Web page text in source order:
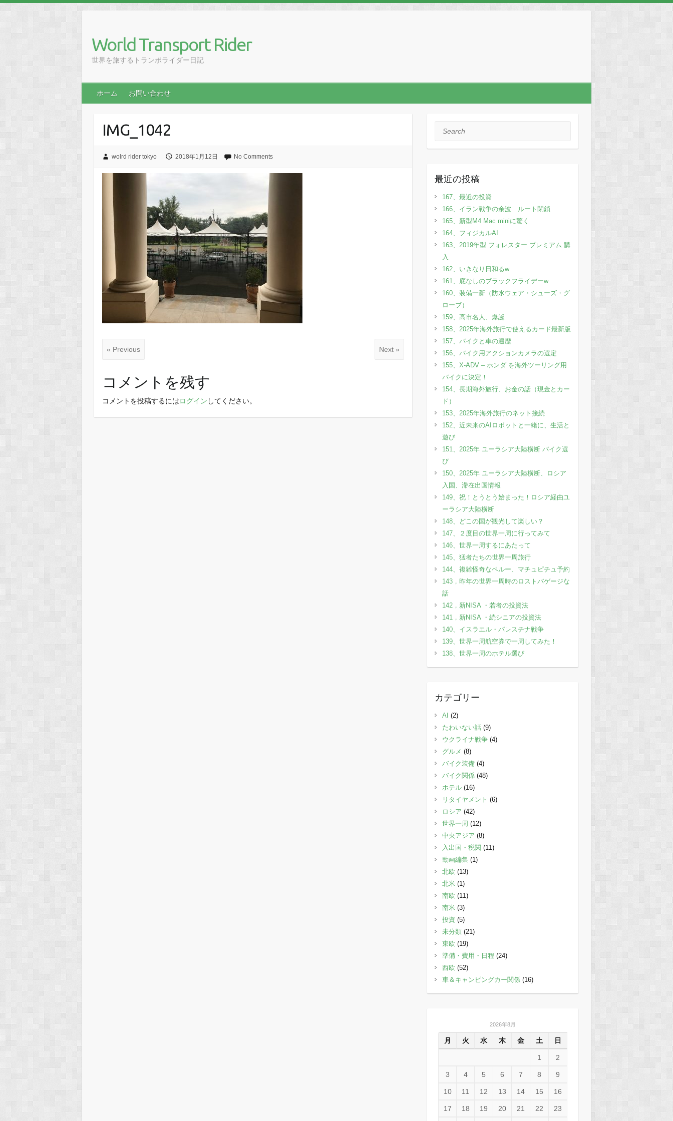
content
World Transport Rider
世界を旅するトランポライダー日記
ホーム お問い合わせ
IMG_1042
wolrd rider tokyo 2018年1月12日 No Comments
« Previous Next »
コメントを残す
コメントを投稿するにはログイン してください。
Search
最近の投稿
167、最近の投資
166、イラン戦争の余波 ルート閉鎖
165、新型M4 Mac miniに驚く
164、フィジカルAI
163、2019年型 フォレスター プレミアム 購
入
162、いきなり日和るw
161、底なしのブラックフライデーw
160、装備一新（防水ウェア・シューズ・グ
ローブ）
159、高市名人、爆誕
158、2025年海外旅行で使えるカード最新版
157、バイクと車の遍歴
156、バイク用アクションカメラの選定
155、X-ADV – ホンダ を海外ツーリング用
バイクに決定！
154、長期海外旅行、お金の話（現金とカー
ド）
153、2025年海外旅行のネット接続
152、近未来のAIロボットと一緒に、生活と
遊び
151、2025年 ユーラシア大陸横断 バイク選
び
150、2025年 ユーラシア大陸横断、ロシア
入国、滞在出国情報
149、祝！とうとう始まった！ロシア経由ユ
ーラシア大陸横断
148、どこの国が観光して楽しい？
147、２度目の世界一周に行ってみて
146、世界一周するにあたって
145、猛者たちの世界一周旅行
144、複雑怪奇なペルー、マチュピチュ予約
143，昨年の世界一周時のロストバゲージな
話
142，新NISA ・若者の投資法
141，新NISA ・続シニアの投資法
140、イスラエル・パレスチナ戦争
139、世界一周航空券で一周してみた！
138、世界一周のホテル選び
カテゴリー
AI (2)
たわいない話(9)
ウクライナ戦争(4)
グルメ (8)
バイク装備(4)
バイク関係(48)
ホテル(16)
リタイヤメント (6)
ロシア (42)
世界一周 (12)
中央アジア (8)
入出国・税関 (11)
動画編集 (1)
北欧 (13)
北米(1)
南欧 (11)
南米(3)
投資 (5)
未分類(21)
東欧 (19)
準備・費用・日程 (24)
西欧 (52)
車＆キャンピングカー関係(16)
2026年8月
月 火 水 木 金 土 日
1 2
3 4 5 6 7 8 9
10 11 12 13 14 15 16
17 18 19 20 21 22 23